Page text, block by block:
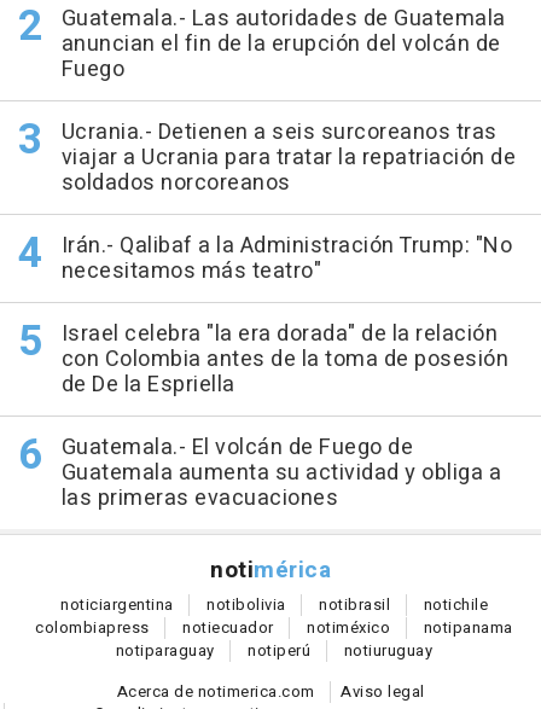
Guatemala.- Las autoridades de Guatemala
anuncian el fin de la erupción del volcán de
Fuego
Ucrania.- Detienen a seis surcoreanos tras
viajar a Ucrania para tratar la repatriación de
soldados norcoreanos
Irán.- Qalibaf a la Administración Trump: "No
necesitamos más teatro"
Israel celebra "la era dorada" de la relación
con Colombia antes de la toma de posesión
de De la Espriella
Guatemala.- El volcán de Fuego de
Guatemala aumenta su actividad y obliga a
las primeras evacuaciones
notimérica
noticiargentina notibolivia notibrasil notichile
colombiapress notiecuador notiméxico notipanama
notiparaguay notiperú notiuruguay
Acerca de notimerica.com
Aviso legal